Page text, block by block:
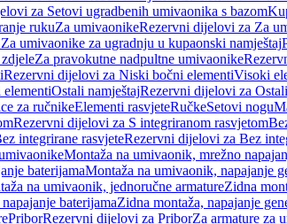
za Setovi ugradbenih umivaonika s bazom
rukuZa umivaonikeRezervni dijelovi za Za
umivaonike za ugradnju u kupaonski namještaj
Za pravokutne nadpultne umivaonike
Rezervni dijelovi za Niski bočni elementiVisoki
Ostali namještajRezervni dijelovi za
za ručnikeElementi rasvjeteRučkeSetovi nogu
Rezervni dijelovi za S integriranom rasvjetom
integrirane rasvjeteRezervni dijelovi za Bez
Montaža na umivaonik, mrežno
baterijamaMontaža na umivaonik, napajanje
na umivaonik, jednoručne armatureZidna
baterijamaZidna montaža, napajanje
PriborRezervni dijelovi za PriborZa armature za